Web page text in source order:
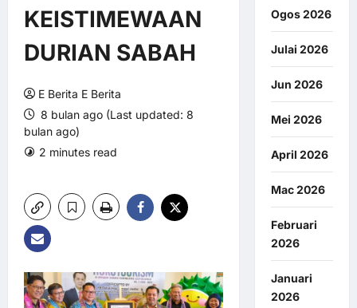
KEISTIMEWAAN
DURIAN SABAH
E Berita E Berita
8 bulan ago (Last updated: 8
bulan ago)
2 minutes read
Ogos 2026
Julai 2026
Jun 2026
Mei 2026
April 2026
Mac 2026
Februari
2026
Januari
2026